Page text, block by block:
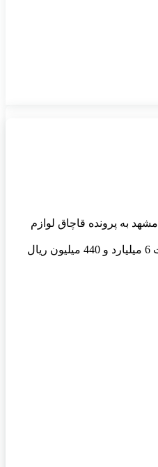
به پرونده قاچاق لوازم
مدیرکل تعزیرات حکومتی خراسان رضوی افزود: شعبه پس از بررسی و با توجه به ارائه نکردن مدارک گمرکی اتهام انتسابی را محرز و علاوه بر ضبط کالا ، متهم را به پرداخت 6 میلیارد و 440 میلیون ریال